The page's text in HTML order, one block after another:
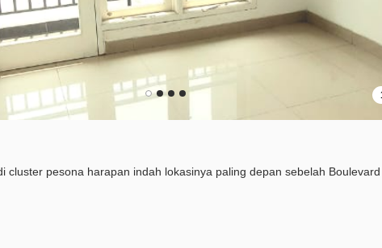
cluster pesona harapan indah lokasinya paling depan sebelah Boulevard